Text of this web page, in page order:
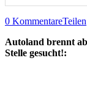
0 KommentareTeilen
Autoland brennt
Stelle gesucht!: